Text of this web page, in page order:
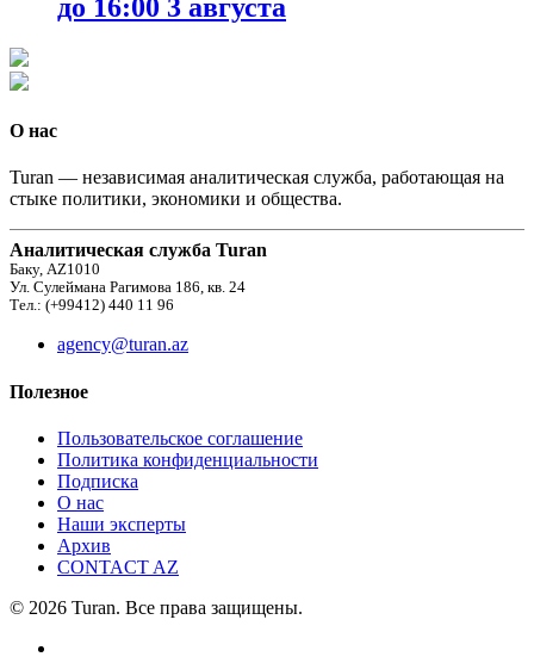
до 16:00 3 августа
О нас
Turan — независимая аналитическая служба, работающая на
стыке политики, экономики и общества.
Аналитическая служба Turan
Баку, AZ1010
Ул. Сулеймана Рагимова 186, кв. 24
Тел.: (+99412) 440 11 96
agency@turan.az
Полезное
Пользовательское соглашение
Политика конфиденциальности
Подписка
О нас
Наши эксперты
Архив
CONTACT AZ
© 2026 Turan. Все права защищены.